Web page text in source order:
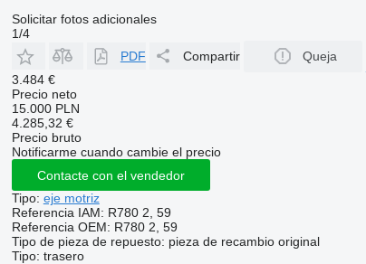
Solicitar fotos adicionales
1/4
PDF
Compartir Queja
3.484 €
Precio neto
15.000 PLN
4.285,32 €
Precio bruto
Notificarme cuando cambie el precio
Contacte con el vendedor
Tipo: eje motriz
Referencia IAM: R780 2, 59
Referencia OEM: R780 2, 59
Tipo de pieza de repuesto: pieza de recambio original
Tipo: trasero